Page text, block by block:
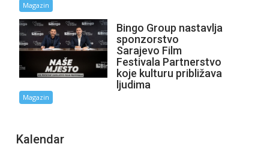
Magazin
Bingo Group nastavlja
sponzorstvo
Sarajevo Film
Festivala Partnerstvo
koje kulturu približava
ljudima
Magazin
Kalendar